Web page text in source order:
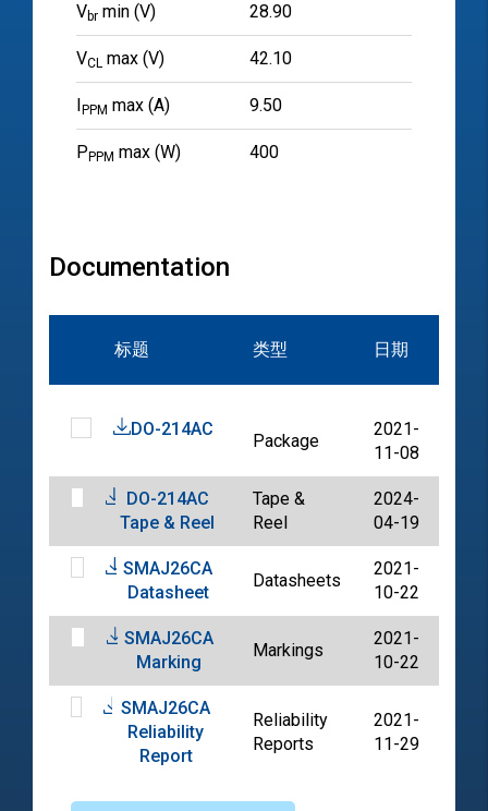
Vbr min (V) 28.90
VCL max (V) 42.10
PPM max (A) 9.50
P PPM max (W) 400
Documentation
标题 类型 日期
DO-214AC
Package
2021-
11-08
DO-214AC
Tape & Reel
Tape &
Reel
2024-
04-19
SMAJ26CA
Datasheet
Datasheets
2021-
10-22
SMAJ26CA
Marking
Markings
2021-
10-22
SMAJ26CA
Reliability
Report
Reliability
Reports
2021-
11-29